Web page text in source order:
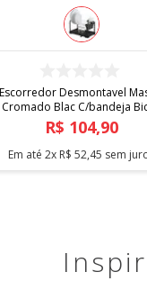
Tapete Elysia 1,00 X 1,40
R$ 219,90
Em até 5x R$ 43,98 sem